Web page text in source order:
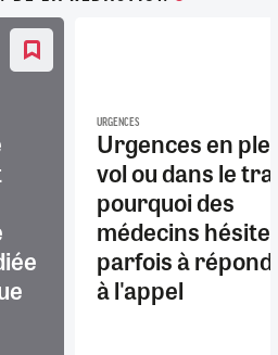
URGENCES
Urgences en
vol ou dans le
pourquoi des
médecins
parfois à
à l'appel